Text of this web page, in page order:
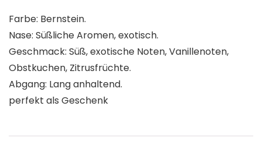
Farbe: Bernstein.
Nase: Süßliche Aromen, exotisch.
Geschmack: Süß, exotische Noten, Vanillenoten,
Obstkuchen, Zitrusfrüchte.
Abgang: Lang anhaltend.
perfekt als Geschenk